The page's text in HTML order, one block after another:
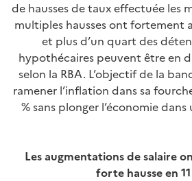
de hausses de taux effectuée les
multiples hausses ont fortement
et plus d’un quart des
hypothécaires peuvent être en
selon la RBA. L’objectif de la
ramener l’inflation dans sa
% sans plonger l’économie dans
Les augmentations de salaire
forte hausse en